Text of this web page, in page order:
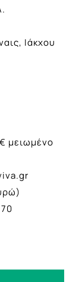
Ιάκχου
μειωμένο